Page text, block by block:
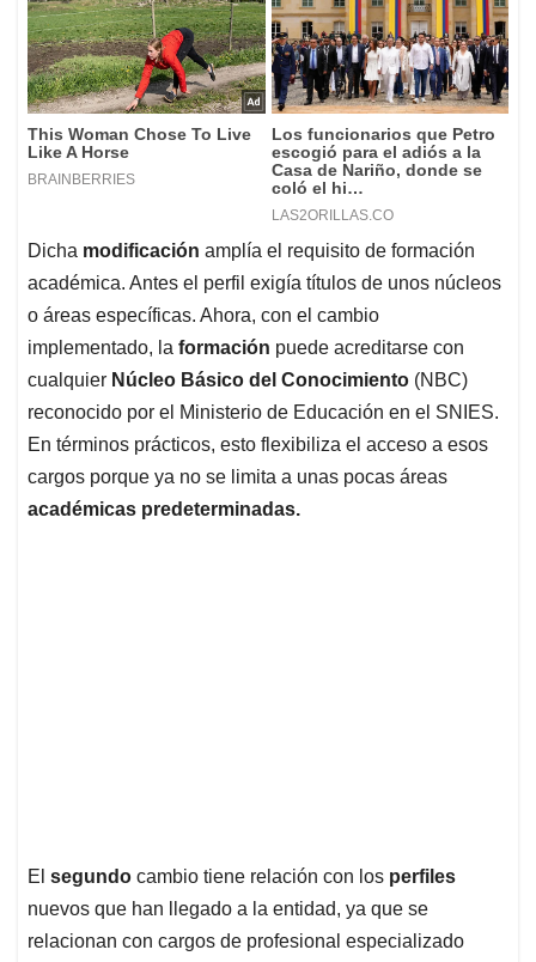
Dicha modificación amplía el requisito de formación
académica. Antes el perfil exigía títulos de unos núcleos
o áreas específicas. Ahora, con el cambio
implementado, la formación puede acreditarse con
cualquier Núcleo Básico del Conocimiento (NBC)
reconocido por el Ministerio de Educación en el SNIES.
En términos prácticos, esto flexibiliza el acceso a esos
cargos porque ya no se limita a unas pocas áreas
académicas predeterminadas.
El segundo cambio tiene relación con los perfiles
nuevos que han llegado a la entidad, ya que se
relacionan con cargos de profesional especializado